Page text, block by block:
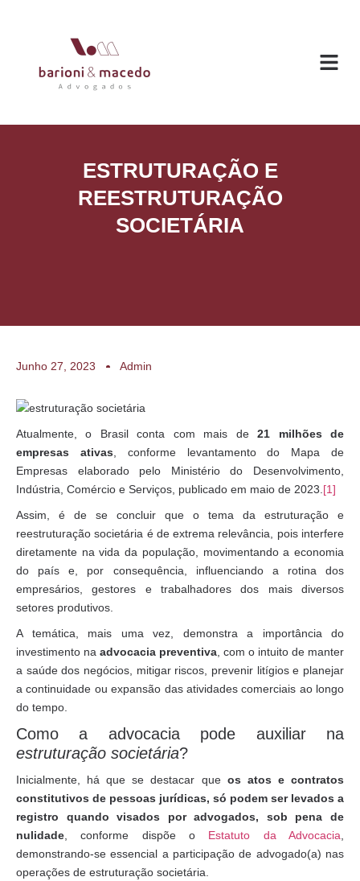
ESTRUTURAÇÃO E
REESTRUTURAÇÃO
SOCIETÁRIA
Junho 27, 2023 Admin
Atualmente, o Brasil conta com mais de21 milhões de
empresas ativas , conforme levantamento do Mapa de
Empresas elaborado pelo Ministério do Desenvolvimento,
Indústria, Comércio e Serviços, publicado em maio de 2023. [1]
Assim, é de se concluir que o tema da estruturação e
reestruturação societária é de extrema relevância, pois interfere
diretamente na vida da população, movimentando a economia
do país e, por consequência, influenciando a rotina dos
empresários, gestores e trabalhadores dos mais diversos
setores produtivos.
A temática, mais uma vez, demonstra a importância do
investimento na advocacia preventiva , com o intuito de manter
a saúde dos negócios, mitigar riscos, prevenir litígios e planejar
a continuidade ou expansão das atividades comerciais ao longo
do tempo.
Como a advocacia pode auxiliar na
estruturação societária?
Inicialmente, há que se destacar que os atos e contratos
constitutivos de pessoas jurídicas, só podem ser levados a
registro quando visados por advogados, sob pena de
nulidade , conforme dispõe o Estatuto da Advocacia
demonstrando-se essencial a participação de advogado(a) nas
operações de estruturação societária.